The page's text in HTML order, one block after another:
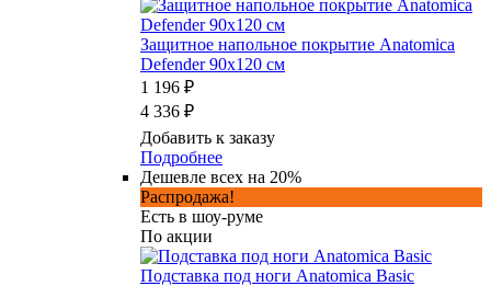
Защитное напольное покрытие Anatomica
Defender 90x120 см
1 196 ₽
4 336 ₽
Добавить к заказу
Подробнее
Дешевле всех на 20%
Распродажа!
Есть в шоу-руме
По акции
Подставка под ноги Anatomica Basic